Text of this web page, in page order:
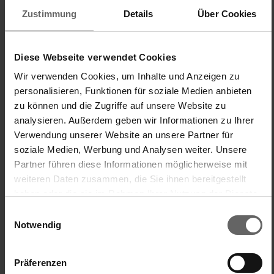
Zustimmung Details Über Cookies
Diese Webseite verwendet Cookies
Wir verwenden Cookies, um Inhalte und Anzeigen zu
personalisieren, Funktionen für soziale Medien anbieten
zu können und die Zugriffe auf unsere Website zu
analysieren. Außerdem geben wir Informationen zu Ihrer
Verwendung unserer Website an unsere Partner für
soziale Medien, Werbung und Analysen weiter. Unsere
Partner führen diese Informationen möglicherweise mit
weiteren Daten zusammen, die Sie ihnen bereitgestellt
Cookies, wenn Sie unsere Webseite weiterhin nutzen.
Notwendig
Präferenzen
P
Patricia
Bodenwischer - Set Clean Twist M Ergo mobile
Bodenwischer-Set CLEAN TWIST M Ergo mobile, speziell für
Parkett und Holzböden
Das Bodenwischer - Set Clean Twist M Ergo ist sehr gut zu
bedienen. Man muss nicht mehr so oft mit den Händen in
Wasser greifen, und das tolle daran ist, dass Parkett und
schön sauber ist. Für mich als berufstätige Frau eine
quality d'produit Preis-/Leistungsverhältnis